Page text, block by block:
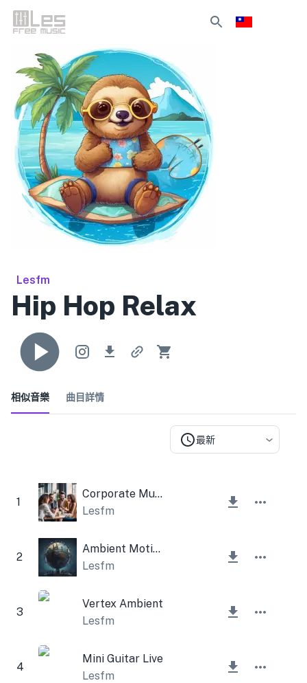
Lesfm
Hip Hop Relax
相似音樂 曲目詳情
最新
1
Corporate Mute Guitar Fresh
Lesfm
2
Ambient Motion
Lesfm
3
Vertex Ambient
Lesfm
4
Mini Guitar Live
Lesfm